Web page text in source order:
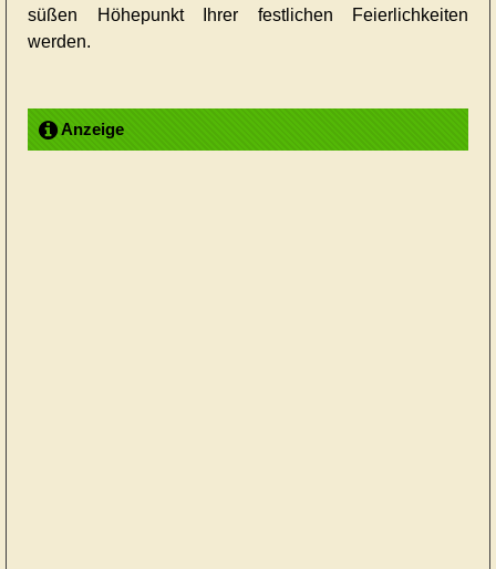
süßen Höhepunkt Ihrer festlichen Feierlichkeiten
werden.
Anzeige